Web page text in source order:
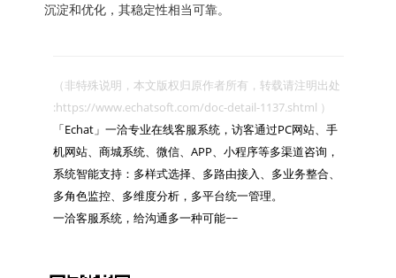
沉淀和优化，其稳定性相当可靠。
（非特殊说明，本文版权归原作者所有，转载请注明出处
:https://www.echatsoft.com/doc-detail-1137.shtml ）
「Echat」一洽专业在线客服系统，访客通过PC网站、手
机网站、商城系统、微信、APP、小程序等多渠道咨询，
系统智能支持：多样式选择、多路由接入、多业务整合、
多角色监控、多维度分析，多平台统一管理。
一洽客服系统，给沟通多一种可能~~